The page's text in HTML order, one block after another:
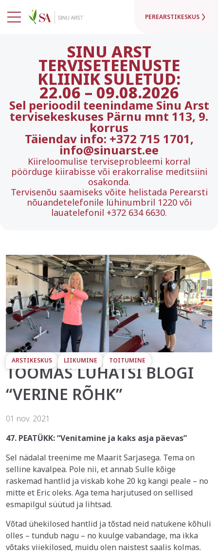
PEREARSTIKESKUS
SINU ARST
TERVISETEENUSTE
KLIINIK SULETUD:
22.06 – 09.08.2026
Sel perioodil teenindame Sinu Arst
tervisekeskuses Pärnu mnt 113, 9.
korrus
Täiendav info: +372 715 1701,
info@sinuarst.ee
Kiireloomulise terviseprobleemi korral
pöörduge kiirabisse või erakorralise meditsiini
osakonda.
Tervisenõu saamiseks võite helistada Perearsti
nõuandetelefonile lühinumbril 1220 või
lauatelefonil +372 634 6630.
ARSTIKESKUS LIIKUMINE TOITUMINE
TOOMAS LUHATSI BLOGI
“VERINE RÕHK”
01 nov. 2021
47. PEATÜKK: “Venitamine ja kaks asja päevas”
Sel nädalal treenime me Maarit Sarjasega. Tema on
selline kavalpea. Pole nii, et annab Sulle kõige
raskemad hantlid ja viskab kohe 20 kg kangi peale – no
mitte et Eric oleks. Aga tema harjutused on sellised
esmapilgul süütud ja lihtsad.
Võtad ühekilosed hantlid ja tõstad neid natukene kõhuli
olles – tundub nagu – no kuulge vabandage, ma ikka
võtaks viiekilosed, muidu olen naistest saalis kolmas.